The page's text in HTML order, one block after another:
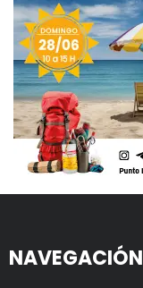
NAVEGACIÓN